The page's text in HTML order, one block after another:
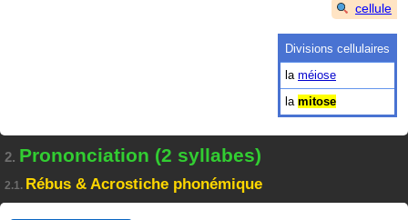
cellule
Divisions cellulaires
la méiose
la mitose
2. Prononciation (2 syllabes)
2.1. Rébus & Acrostiche phonémique